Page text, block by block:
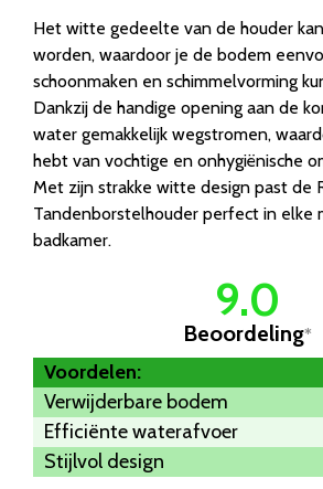
Het witte gedeelte van de houder
worden, waardoor je de bodem
schoonmaken en schimmelvorming
Dankzij de handige opening aan de
water gemakkelijk wegstromen,
hebt van vochtige en onhygiënische
Met zijn strakke witte design past de
Tandenborstelhouder perfect in elke
badkamer.
9.0
Beoordeling*
Voordelen:
Verwijderbare bodem
Efficiënte waterafvoer
Stijlvol design